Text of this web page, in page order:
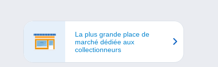
La plus grande place de
marché dédiée aux
collectionneurs